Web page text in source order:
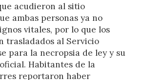
acudieron al sitio
ambas personas ya no
vitales, por lo que los
trasladados al Servicio
para la necropsia de ley y su
Habitantes de la
reportaron haber